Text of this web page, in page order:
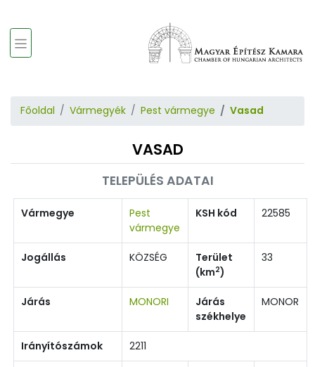
Főoldal Vármegyék Pest vármegye Vasad
VASAD
TELEPÜLÉS ADATAI
Vármegye
Pest
vármegye
KSH kód 22585
Jogállás KÖZSÉG
Terület
(km2)
33
Járás MONORI
Járás
székhelye
MONOR
Irányítószámok 2211